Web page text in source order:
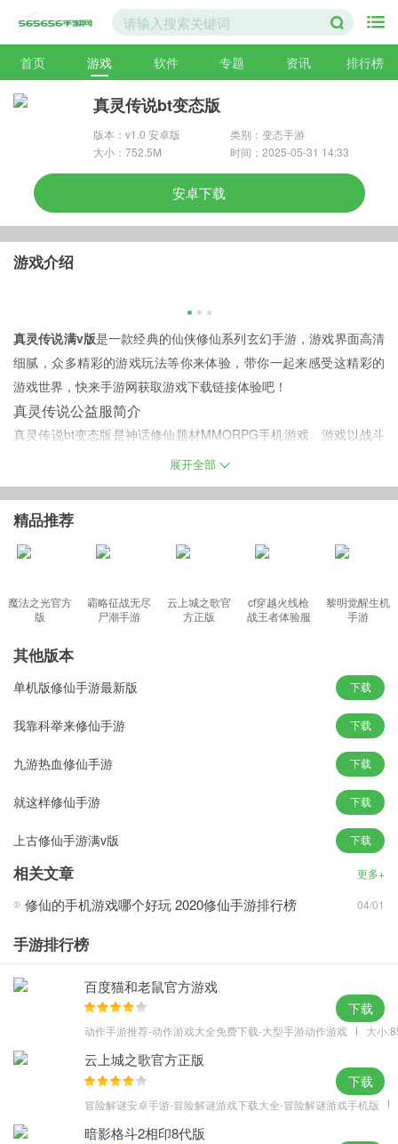
首页 游戏 软件 专题 资讯 排行榜
真灵传说bt变态版
版本：v1.0 安卓版
类别：变态手游
大小：752.5M
时间：2025-05-31 14:33
安卓下载
游戏介绍
真灵传说满v版是一款经典的仙侠修仙系列玄幻手游，游戏界面高清
细腻，众多精彩的游戏玩法等你来体验，带你一起来感受这精彩的
游戏世界，快来手游网获取游戏下载链接体验吧！
真灵传说公益服简介
真灵传说bt变态版是神话修仙题材MMORPG手机游戏。游戏以战斗
PK玩法为核心，游戏画面制作精良，多种游戏玩法，还有超丰富的
其他玩家一决高下，看谁是王者！
1、城主争霸：攻城战所向披靡；
2、带劲纷争：
决战荣誉之巅战；
3、跨服竞技：
游戏亮点
2、玩家乱斗，跨服强杀爆装备。
3、公平竞技，好玩不坑拼实力。
展开全部
精品推荐
魔法之光官方
版
霸略征战无尽
尸潮手游
云上城之歌官
方正版
cf穿越火线枪
战王者体验服
黎明觉醒生机
手游
其他版本
单机版修仙手游最新版 下载
我靠科举来修仙手游 下载
九游热血修仙手游 下载
就这样修仙手游 下载
上古修仙手游满v版 下载
相关文章 更多+
修仙的手机游戏哪个好玩 2020修仙手游排行榜 04/01
手游排行榜
百度猫和老鼠官方游戏
动作手游推荐-动作游戏大全免费下载-大型手游动作游戏 大小
下载
云上城之歌官方正版
冒险解谜安卓手游-冒险解谜游戏下载大全-冒险解谜游戏手机版
下载
暗影格斗2相印8代版